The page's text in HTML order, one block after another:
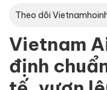
Theo dõi
Vietnam
định